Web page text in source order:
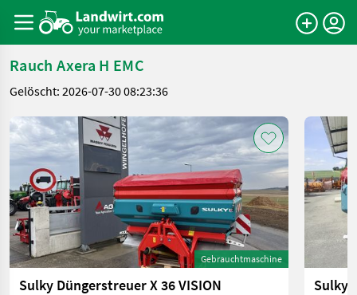
Rauch Axera H EMC
Gelöscht: 2026-07-30 08:23:36
Gebrauchtmaschine
Sulky Düngerstreuer X 36 VISION
Sulky